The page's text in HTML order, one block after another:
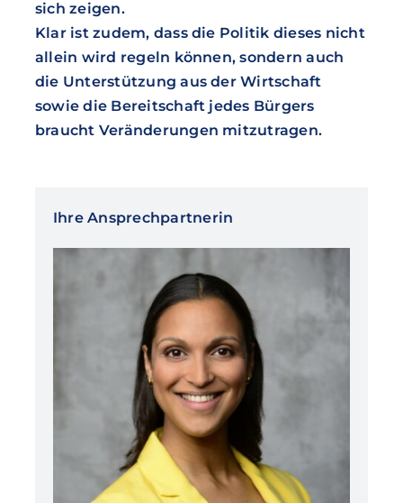
sich zeigen.
Klar ist zudem, dass die Politik dieses nicht
allein wird regeln können, sondern auch
die Unterstützung aus der Wirtschaft
sowie die Bereitschaft jedes Bürgers
braucht Veränderungen mitzutragen.
Ihre Ansprechpartnerin